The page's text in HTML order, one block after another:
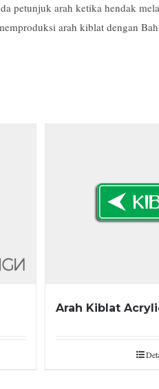
petunjuk arah ketika hendak
arah kiblat dengan
Arah Kiblat